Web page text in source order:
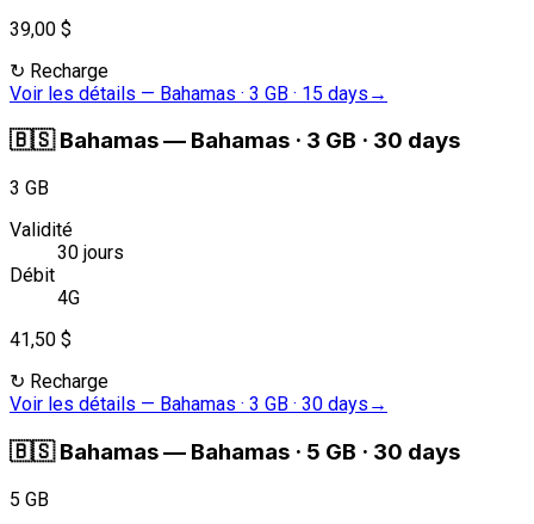
39,00 $
↻ Recharge
Voir les détails — Bahamas · 3 GB · 15 days →
🇧🇸 Bahamas— Bahamas · 3 GB · 30 days
3 GB
Validité
30 jours
Débit
4G
41,50 $
↻ Recharge
Voir les détails — Bahamas · 3 GB · 30 days →
🇧🇸 Bahamas— Bahamas · 5 GB · 30 days
5 GB